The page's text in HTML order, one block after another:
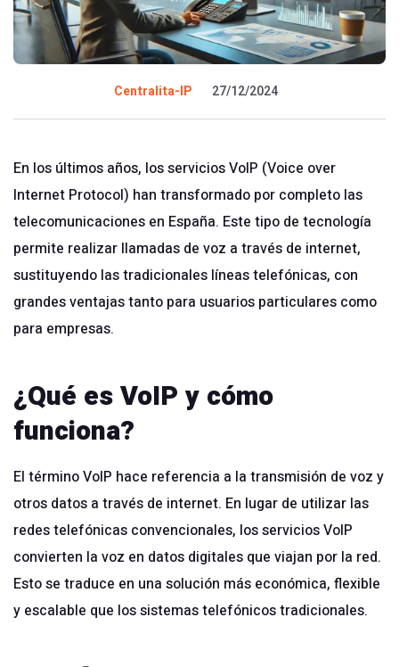
Centralita-IP 27/12/2024
En los últimos años, los servicios VoIP (Voice over
Internet Protocol) han transformado por completo las
telecomunicaciones en España. Este tipo de tecnología
permite realizar llamadas de voz a través de internet,
sustituyendo las tradicionales líneas telefónicas, con
grandes ventajas tanto para usuarios particulares como
para empresas.
¿Qué es VoIP y cómo
funciona?
El término VoIP hace referencia a la transmisión de voz y
otros datos a través de internet. En lugar de utilizar las
redes telefónicas convencionales, los servicios VoIP
convierten la voz en datos digitales que viajan por la red.
Esto se traduce en una solución más económica, flexible
y escalable que los sistemas telefónicos tradicionales.